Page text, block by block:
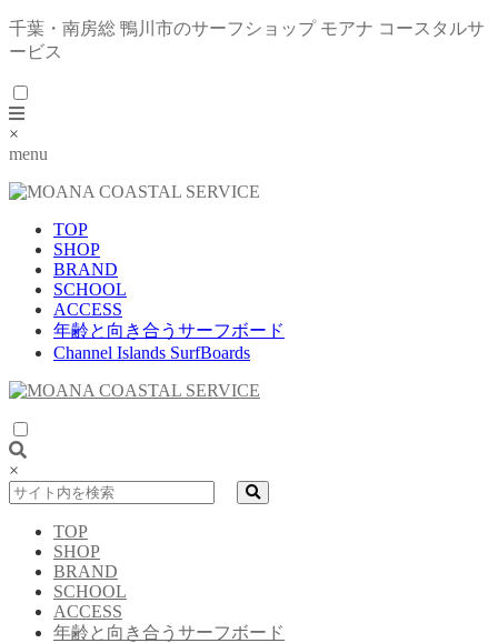
千葉・南房総 鴨川市のサーフショップ モアナ コースタルサ
ービス
×
menu
TOP
SHOP
BRAND
SCHOOL
ACCESS
年齢と向き合うサーフボード
Channel Islands SurfBoards
×
TOP
SHOP
BRAND
SCHOOL
ACCESS
年齢と向き合うサーフボード